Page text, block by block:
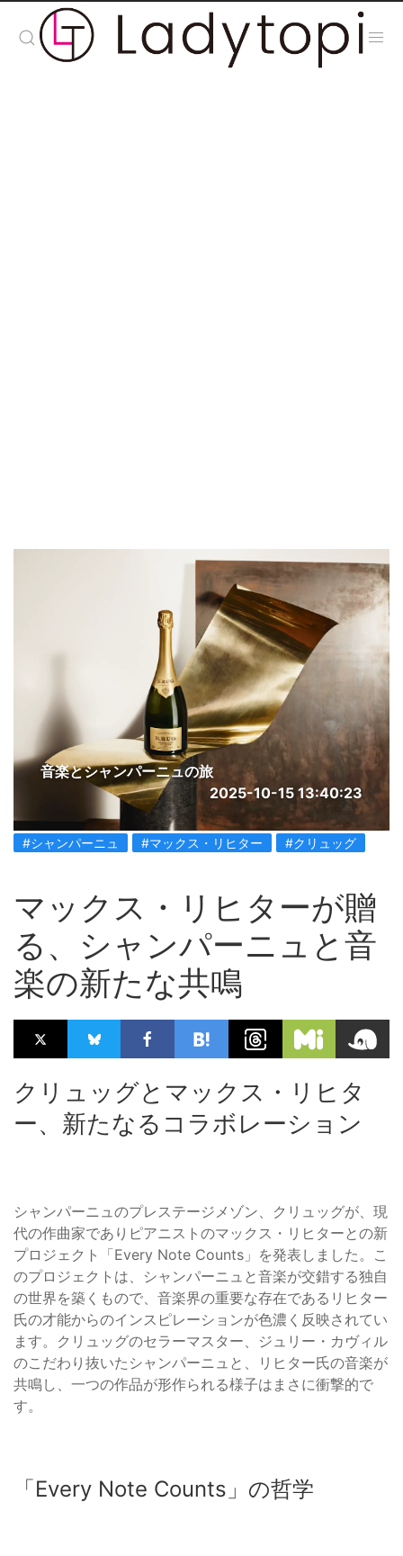
音楽とシャンパーニュの旅
2025-10-15 13:40:23
#シャンパーニュ #マックス・リヒター #クリュッグ
マックス・リヒターが贈
る、シャンパーニュと音
楽の新たな共鳴
クリュッグとマックス・リヒタ
ー、新たなるコラボレーション
シャンパーニュのプレステージメゾン、クリュッグが、現
代の作曲家でありピアニストのマックス・リヒターとの新
プロジェクト「Every Note Counts」を発表しました。こ
のプロジェクトは、シャンパーニュと音楽が交錯する独自
の世界を築くもので、音楽界の重要な存在であるリヒター
氏の才能からのインスピレーションが色濃く反映されてい
ます。クリュッグのセラーマスター、ジュリー・カヴィル
のこだわり抜いたシャンパーニュと、リヒター氏の音楽が
共鳴し、一つの作品が形作られる様子はまさに衝撃的で
す。
「Every Note Counts」の哲学